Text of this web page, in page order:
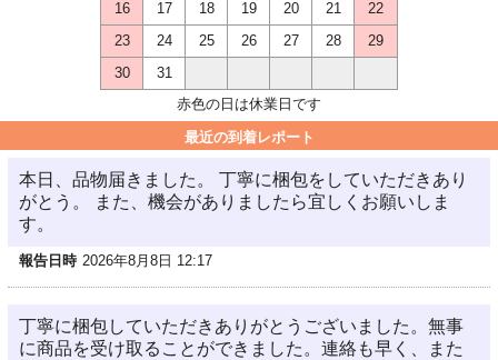
16
17 18 19 20 21
22
23
24 25 26 27 28
29
30
31
赤色の日は休業日です
最近の到着レポート
本日、品物届きました。 丁寧に梱包をしていただきあり
がとう。 また、機会がありましたら宜しくお願いしま
す。
報告日時 2026年8月8日 12:17
丁寧に梱包していただきありがとうございました。無事
に商品を受け取ることができました。連絡も早く、また